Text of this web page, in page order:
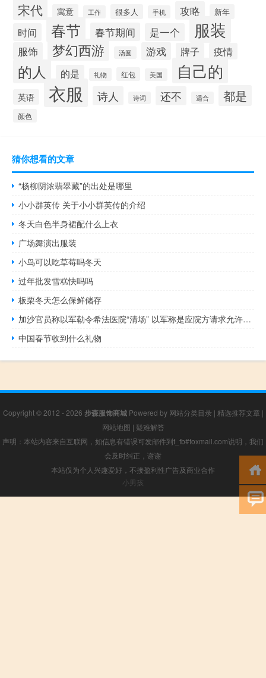
宋代 寓意 工作 很多人 手机 攻略 新年
时间 春节 春节期间 是一个 服装
服饰 梦幻西游 汤圆 游戏 牌子 疫情
的人 的是 礼物 红包 美国 自己的
英语 衣服 诗人 诗词 还不 适合 都是
颜色
猜你想看的文章
“杨柳阴浓翡翠藏”的出处是哪里
小小群英传 关于小小群英传的介绍
冬天白色半身裙配什么上衣
广场舞演出服装
小鸟可以吃草莓吗冬天
过年批发雪糕快吗吗
板栗冬天怎么保鲜储存
加沙官员称以军勒令希法医院“清场” 以军称是应院方请求允许撤离
中国春节收到什么礼物
Copyright © 2012 - 2026 步森服饰商城Powered by 网站分类目录 | 精选推荐文章 |
网站地图 | 疑难解答
声明：本站内容来自互联网，如信息有错误可发邮件到f_fb#foxmail.com说明，我们
会及时纠正，谢谢
本站仅为个人兴趣爱好，不接盈利性广告及商业合作
小男孩